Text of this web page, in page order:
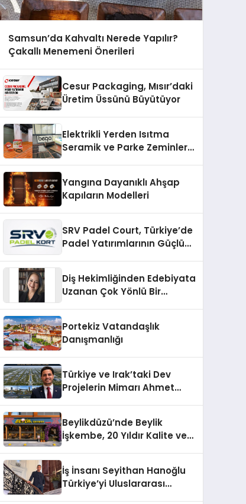
Samsun’da Kahvaltı Nerede Yapılır?
Çakallı Menemeni Önerileri
Cesur Packaging, Mısır’daki
Üretim Üssünü Büyütüyor
Elektrikli Yerden Isıtma
Seramik ve Parke Zeminler
Yangına Dayanıklı Ahşap
Kapıların Modelleri
SRV Padel Court, Türkiye’de
Padel Yatırımlarının Güçlü
Diş Hekimliğinden Edebiyata
Uzanan Çok Yönlü Bir
Portekiz Vatandaşlık
Danışmanlığı
Türkiye ve Irak’taki Dev
Projelerin Mimarı Ahmet
Holding Industrial City”
Projesini Hayata Geçirecek
Beylikdüzü’nde Beylik
İşkembe, 20 Yıldır Kalite ve
İş İnsanı Seyithan Hanoğlu
Türkiye’yi Uluslararası